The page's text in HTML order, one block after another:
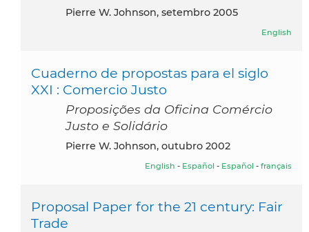
Pierre W. Johnson, setembro 2005
English
Cuaderno de propostas para el siglo
XXI : Comercio Justo
Proposições da Oficina Comércio
Justo e Solidário
Pierre W. Johnson, outubro 2002
English - Español - Español - français
Proposal Paper for the 21 century: Fair
Trade